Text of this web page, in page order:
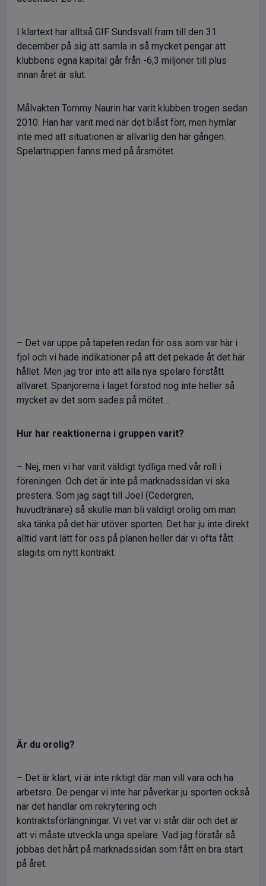
I klartext har alltså GIF Sundsvall fram till den 31
december på sig att samla in så mycket pengar att
klubbens egna kapital går från -6,3 miljoner till plus
innan året är slut.
Målvakten Tommy Naurin har varit klubben trogen sedan
2010. Han har varit med när det blåst förr, men hymlar
inte med att situationen är allvarlig den här gången.
Spelartruppen fanns med på årsmötet.
– Det var uppe på tapeten redan för oss som var här i
fjol och vi hade indikationer på att det pekade åt det här
hållet. Men jag tror inte att alla nya spelare förstått
allvaret. Spanjorerna i laget förstod nog inte heller så
mycket av det som sades på mötet…
Hur har reaktionerna i gruppen varit?
– Nej, men vi har varit väldigt tydliga med vår roll i
föreningen. Och det är inte på marknadssidan vi ska
prestera. Som jag sagt till Joel (Cedergren,
huvudtränare) så skulle man bli väldigt orolig om man
ska tänka på det här utöver sporten. Det har ju inte direkt
alltid varit lätt för oss på planen heller där vi ofta fått
slagits om nytt kontrakt.
Är du orolig?
– Det är klart, vi är inte riktigt där man vill vara och ha
arbetsro. De pengar vi inte har påverkar ju sporten också
när det handlar om rekrytering och
kontraktsförlängningar. Vi vet var vi står där och det är
att vi måste utveckla unga spelare. Vad jag förstår så
jobbas det hårt på marknadssidan som fått en bra start
på året.